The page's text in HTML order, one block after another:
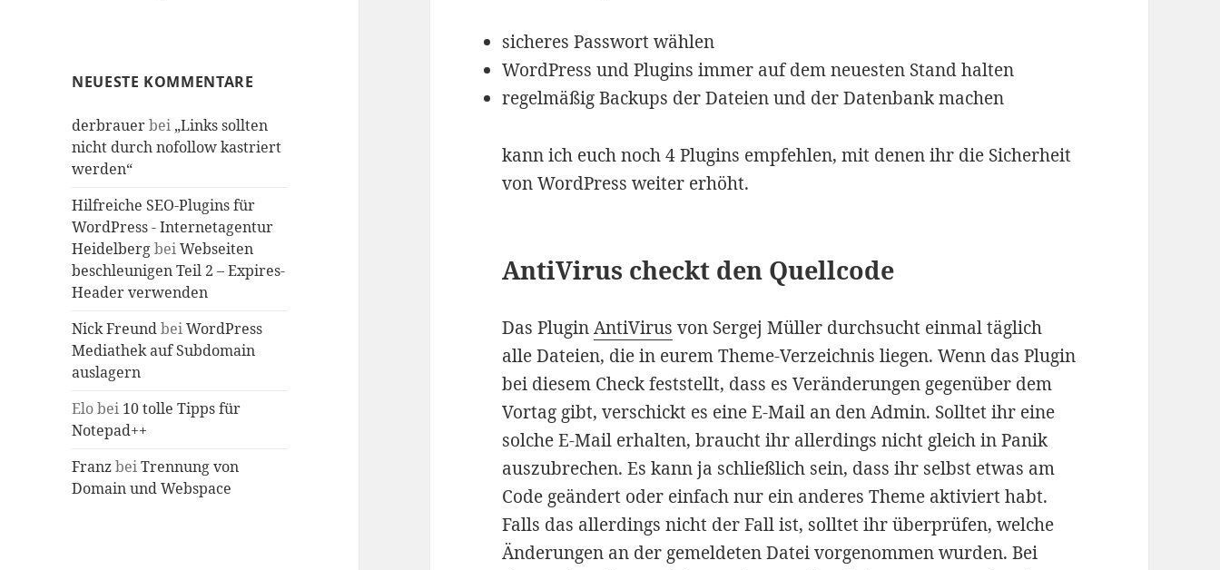
NEUESTE KOMMENTARE
derbrauerbei „Links sollten
nicht durch nofollow kastriert
werden“
Hilfreiche SEO-Plugins für
WordPress - Internetagentur
HeidelbergbeiWebseiten
beschleunigen Teil 2 – Expires-
Header verwenden
Nick FreundbeiWordPress
Mediathek auf Subdomain
auslagern
Elobei 10 tolle Tipps für
Notepad++
FranzbeiTrennung von
Domain und Webspace
sicheres Passwort wählen
WordPress und Plugins immer auf dem neuesten Stand halten
regelmäßig Backups der Dateien und der Datenbank machen
kann ich euch noch 4 Plugins empfehlen, mit denen ihr die Sicherheit
von WordPress weiter erhöht.
AntiVirus checkt den Quellcode
Das PluginAntiVirus von Sergej Müller durchsucht einmal täglich
alle Dateien, die in eurem Theme-Verzeichnis liegen. Wenn das Plugin
bei diesem Check feststellt, dass es Veränderungen gegenüber dem
Vortag gibt, verschickt es eine E-Mail an den Admin. Solltet ihr eine
solche E-Mail erhalten, braucht ihr allerdings nicht gleich in Panik
auszubrechen. Es kann ja schließlich sein, dass ihr selbst etwas am
Code geändert oder einfach nur ein anderes Theme aktiviert habt.
Falls das allerdings nicht der Fall ist, solltet ihr überprüfen, welche
Änderungen an der gemeldeten Datei vorgenommen wurden. Bei